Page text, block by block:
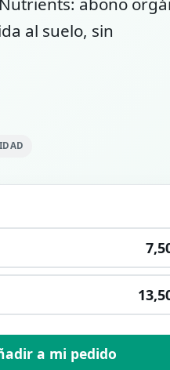
al suelo, sin
a mi pedido